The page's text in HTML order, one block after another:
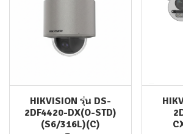
HIKVISION รุ่น DS-
2DF4420-DX(O-STD)
(S6/316L)(C)